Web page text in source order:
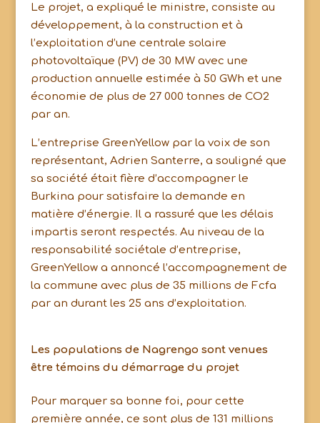
Le projet, a expliqué le ministre, consiste au
développement, à la construction et à
l’exploitation d’une centrale solaire
photovoltaïque (PV) de 30 MW avec une
production annuelle estimée à 50 GWh et une
économie de plus de 27 000 tonnes de CO2
par an.
L’entreprise GreenYellow par la voix de son
représentant, Adrien Santerre, a souligné que
sa société était fière d’accompagner le
Burkina pour satisfaire la demande en
matière d’énergie. Il a rassuré que les délais
impartis seront respectés. Au niveau de la
responsabilité sociétale d’entreprise,
GreenYellow a annoncé l’accompagnement de
la commune avec plus de 35 millions de Fcfa
par an durant les 25 ans d’exploitation.
Les populations de Nagrengo sont venues
être témoins du démarrage du projet
Pour marquer sa bonne foi, pour cette
première année, ce sont plus de 131 millions